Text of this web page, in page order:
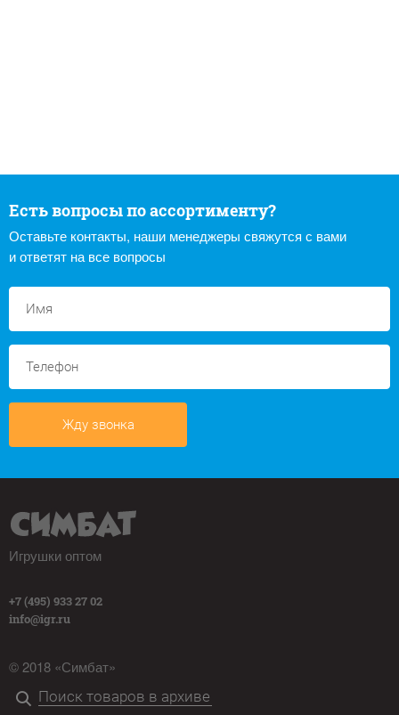
Есть вопросы по ассортименту?
Оставьте контакты, наши менеджеры свяжутся с вами
и ответят на все вопросы
Жду звонка
Игрушки оптом
+7 (495) 933 27 02
info@igr.ru
© 2018 «Симбат»